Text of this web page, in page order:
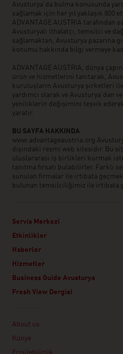
Avusturya’da bulma konusunda
sağlamak için her yıl yaklaşık 800
ADVANTAGE AUSTRIA tarafından
Avusturyalı ithalatçı, temsilci ve
sağlamaktan, Avusturya pazarına
konumu hakkında bilgi vermeye
ADVANTAGE AUSTRIA, dünya
ürün ve hizmetlerini tanıtarak,
kuruluşların Avusturya şirketleri
yardımcı olarak ve Avusturya'dan
yeniliklerin değişimini teşvik
yaratır.
BU SAYFA HAKKINDA
www.advantageaustria.org
dışındaki resmi web sitesidir. Bu
uluslararası iş birlikleri kurmak
tanıtma fırsatı bulabilirler. Farklı
sunulan firmalar ile irtibata
bulunan temsilciliğimiz ile irtibata
Servis Merkezi
Etkinlikler
Haberler
Hizmetler
Business Guide Avusturya
Fresh View Dergisi
About us
Künye
Erişilebilirlik